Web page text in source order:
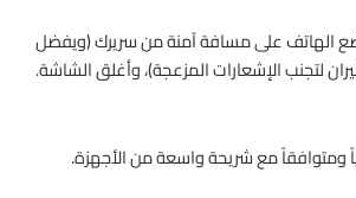
الهاتف على مسافة آمنة من سريرك (ويفضل
لتجنب الإشعارات المزعجة)، وأغلق الشاشة.
ومتوافقاً مع شريحة واسعة من الأجهزة.